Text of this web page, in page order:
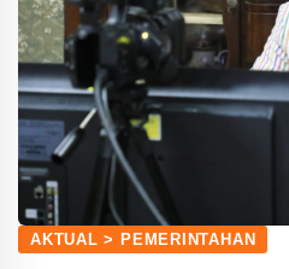
AKTUAL > PEMERINTAHAN